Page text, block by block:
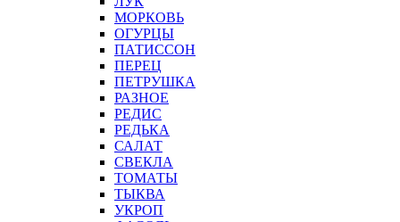
МОРКОВЬ
ОГУРЦЫ
ПАТИССОН
ПЕРЕЦ
ПЕТРУШКА
РАЗНОЕ
РЕДИС
РЕДЬКА
САЛАТ
СВЕКЛА
ТОМАТЫ
ТЫКВА
УКРОП